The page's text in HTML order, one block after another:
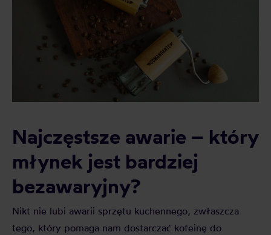
Najczęstsze awarie – który
młynek jest bardziej
bezawaryjny?
Nikt nie lubi awarii sprzętu kuchennego, zwłaszcza
tego, który pomaga nam dostarczać kofeinę do